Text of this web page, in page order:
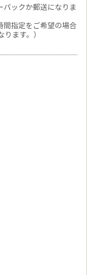
パックか郵送になりま
間指定をご希望の場合
ます。）